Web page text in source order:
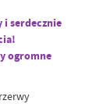
i serdecznie
ogromne